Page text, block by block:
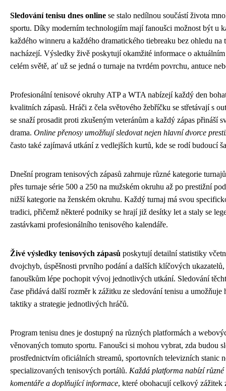
Sledování tenisu dnes online se stalo nedílnou součástí života
sportu. Díky moderním technologiím mají fanoušci možnost být u
každého winneru a každého dramatického tiebreaku bez ohledu na
nacházejí. Výsledky živě poskytují okamžité informace o
celém světě, ať už se jedná o turnaje na tvrdém povrchu, antuce
Profesionální tenisové okruhy ATP a WTA nabízejí každý den
kvalitních zápasů. Hráči z čela světového žebříčku se střetávají s
se snaží prosadit proti zkušeným veteránům a každý zápas přináší
drama. Online přenosy umožňují sledovat nejen hlavní dvorce
často také zajímavá utkání z vedlejších kurtů, kde se rodí budoucí
Dnešní program tenisových zápasů zahrnuje různé kategorie
přes turnaje série 500 a 250 na mužském okruhu až po prestižní
nižší kategorie na ženském okruhu. Každý turnaj má svou
tradici, přičemž některé podniky se hrají již desítky let a staly se
zastávkami profesionálního tenisového kalendáře.
Živé výsledky tenisových zápasů poskytují detailní statistiky
dvojchyb, úspěšnosti prvního podání a dalších klíčových
fanouškům lépe pochopit vývoj jednotlivých utkání. Sledování
čase přidává další rozměr k zážitku ze sledování tenisu a umožňuje
taktiky a strategie jednotlivých hráčů.
Program tenisu dnes je dostupný na různých platformách a
věnovaných tomuto sportu. Fanoušci si mohou vybrat, zda budou
prostřednictvím oficiálních streamů, sportovních televizních stanic
specializovaných tenisových portálů. Každá platforma nabízí
komentáře a doplňující informace, které obohacují celkový zážitek